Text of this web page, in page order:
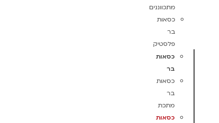
מתכווננים
כסאות
בר
פלסטיק
כסאות
בר
כסאות
בר
מתכת
כסאות